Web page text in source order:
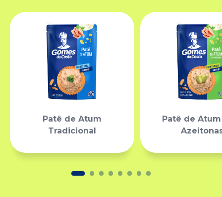
Patê de Atum
Tradicional
Patê de